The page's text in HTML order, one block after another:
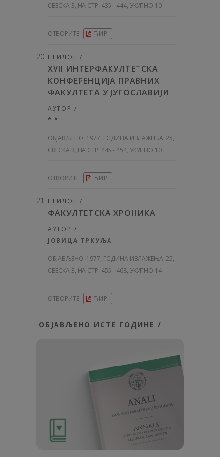
СВЕСКА 3, НА СТР. 435 - 444, УКУПНО 10
ОТВОРИТЕ ЋИР
ПРИЛОГ /
XVII ИНТЕРФАКУЛТЕТСКА
КОНФЕРЕНЦИЈА ПРАВНИХ
ФАКУЛТЕТА У ЈУГОСЛАВИЈИ
АУТОР /
* *
ОБЈАВЉЕНО: 1977, ГОДИНА ИЗЛАЖЕЊА: 25,
СВЕСКА 3, НА СТР. 445 - 454, УКУПНО 10
ОТВОРИТЕ ЋИР
ПРИЛОГ /
ФАКУЛТЕТСКА ХРОНИКА
АУТОР /
ЈОВИЦА ТРКУЉА
ОБЈАВЉЕНО: 1977, ГОДИНА ИЗЛАЖЕЊА: 25,
СВЕСКА 3, НА СТР. 455 - 468, УКУПНО 14
ОТВОРИТЕ ЋИР
ОБЈАВЉЕНО ИСТЕ ГОДИНЕ /